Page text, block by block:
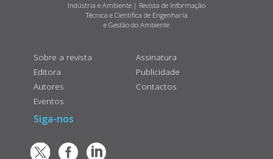
Indústria e Ambiente | Revista de Informação
Técnica e Científica de Engenharia
e Gestão do Ambiente
Sobre a revista
Editora
Autores
Eventos
Assinatura
Publicidade
Contactos
Siga-nos